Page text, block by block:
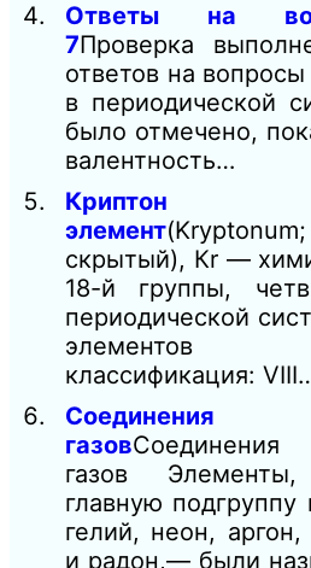
Ответы на
7Проверка
ответов на
в периодической
было отмечено,
валентность…
Криптон
элемент
скрытый), Кr —
18-й группы,
периодической
элементов
классификация:
Соединения
газов
газов Элементы,
главную
гелий, неон,
и радон,— были